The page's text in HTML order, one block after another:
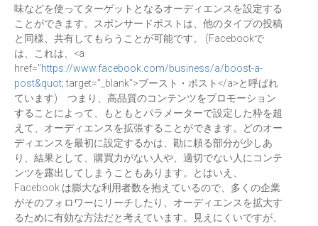
味などを使ってターゲットとなるオーディエンスを設定する
ことができます。スポンサードポストは、他のタイプの投稿
と同様、共有してもらうことが可能です。 (Facebookで
は、これは、<a
href="https://www.facebook.com/business/a/boost-a-
post&quot; target="_blank">ブースト・ポスト</a>と呼ばれ
ています) つまり、高品質のコンテンツをプロモーション
することによって、もともとパラメーターで設定した枠を超
えて、オーディエンスを拡張することができます。どのオー
ディエンスを最初に設定するかは、勘に頼る部分が少しあ
り、結果として、購買力がない人や、適切でない人にコンテ
ンツを露出してしまうこともあります。とはいえ、
Facebook は膨大な利用者数を抱えているので、多くの企業
がそのフォロワーにリーチしたり、オーディエンスを拡大す
るために有効な方法だと考えています。見えにくいですが、